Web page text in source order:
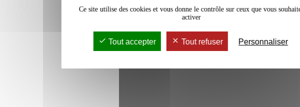
Ce projet a bénéficié de l’expertise artistique de
La web-série est en ligne sur
Ce site utilise des cookies et vous donne le contrôle sur ceux que vous
activer
Tout accepter Tout refuser Personnaliser